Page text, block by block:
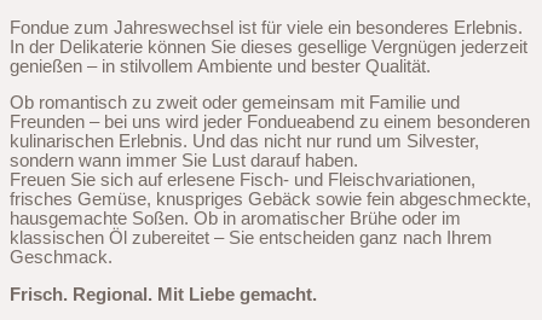
Fondue zum Jahreswechsel ist für viele ein besonderes Erlebnis.
In der Delikaterie können Sie dieses gesellige Vergnügen jederzeit
genießen – in stilvollem Ambiente und bester Qualität.
Ob romantisch zu zweit oder gemeinsam mit Familie und
Freunden – bei uns wird jeder Fondueabend zu einem besonderen
kulinarischen Erlebnis. Und das nicht nur rund um Silvester,
sondern wann immer Sie Lust darauf haben.
Freuen Sie sich auf erlesene Fisch- und Fleischvariationen,
frisches Gemüse, knuspriges Gebäck sowie fein abgeschmeckte,
hausgemachte Soßen. Ob in aromatischer Brühe oder im
klassischen Öl zubereitet – Sie entscheiden ganz nach Ihrem
Geschmack.
Frisch. Regional. Mit Liebe gemacht.